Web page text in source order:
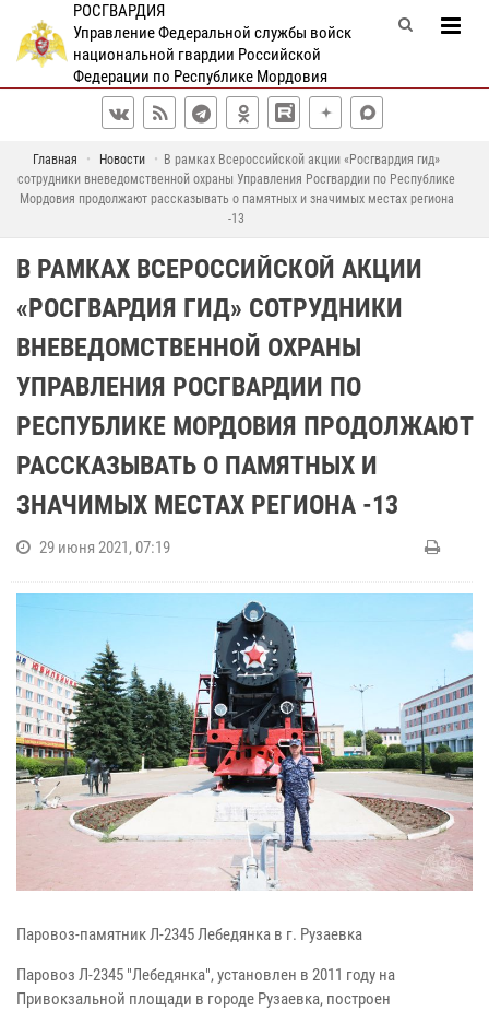
РОСГВАРДИЯ
Управление Федеральной службы войск
национальной гвардии Российской
Федерации по Республике Мордовия
Главная Новости
В рамках Всероссийской акции «Росгвардия гид»
сотрудники вневедомственной охраны Управления Росгвардии по Республике
Мордовия продолжают рассказывать о памятных и значимых местах региона
-13
В РАМКАХ ВСЕРОССИЙСКОЙ АКЦИИ
«РОСГВАРДИЯ ГИД» СОТРУДНИКИ
ВНЕВЕДОМСТВЕННОЙ ОХРАНЫ
УПРАВЛЕНИЯ РОСГВАРДИИ ПО
РЕСПУБЛИКЕ МОРДОВИЯ ПРОДОЛЖАЮТ
РАССКАЗЫВАТЬ О ПАМЯТНЫХ И
ЗНАЧИМЫХ МЕСТАХ РЕГИОНА -13
29 июня 2021, 07:19
Паровоз-памятник Л-2345 Лебедянка в г. Рузаевка
Паровоз Л-2345 "Лебедянка", установлен в 2011 году на
Привокзальной площади в городе Рузаевка, построен